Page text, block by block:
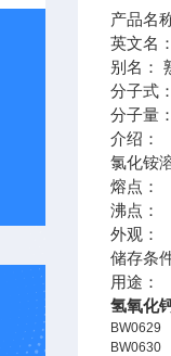
产品名
英文名
别名：
分子式
分子量
介绍：
氯化铵
熔点：
沸点
外观：
储存条
用途：
氢氧化
BW0629
BW0630